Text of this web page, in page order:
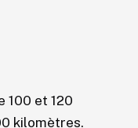
100 et 120
kilomètres.